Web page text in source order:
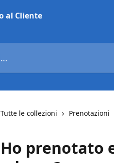
Tutte le collezioni Prenotazioni
Ho prenotato